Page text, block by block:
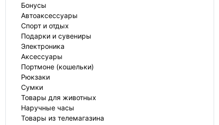
Бонусы
Автоаксессуары
Спорт и отдых
Подарки и сувениры
Электроника
Аксессуары
Портмоне (кошельки)
Рюкзаки
Сумки
Товары для животных
Наручные часы
Товары из телемагазина